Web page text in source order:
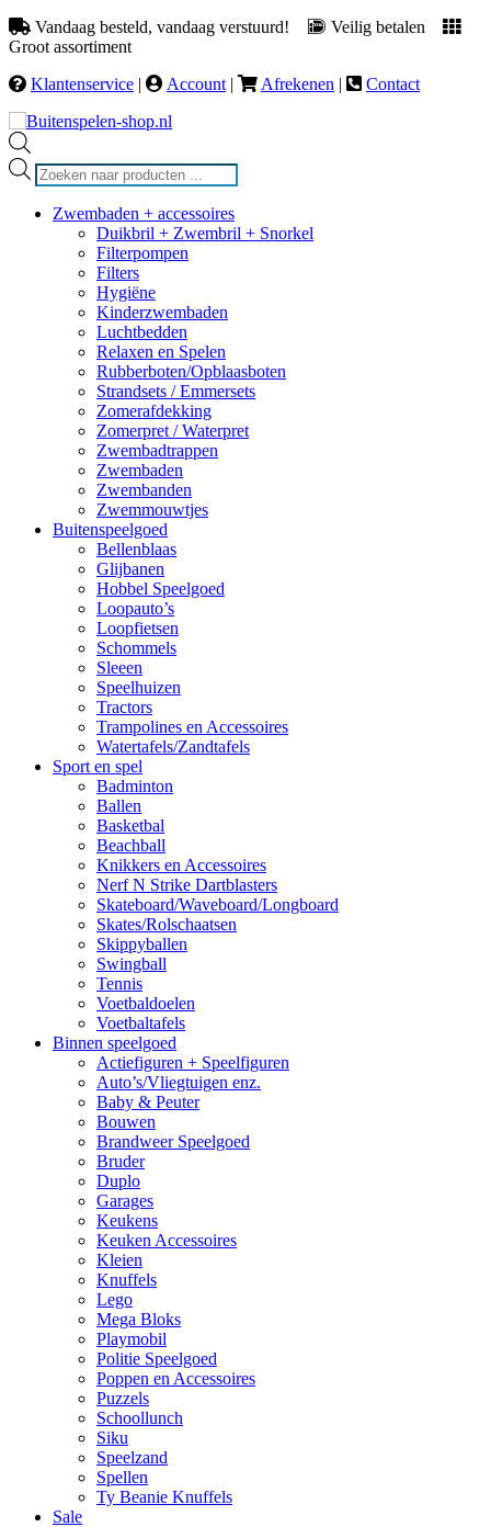
Vandaag besteld, vandaag verstuurd!
Veilig betalen
Groot assortiment
Klantenservice | Account | Afrekenen | Contact
Producten
zoeken
Zwembaden + accessoires
Duikbril + Zwembril + Snorkel
Filterpompen
Filters
Hygiëne
Kinderzwembaden
Luchtbedden
Relaxen en Spelen
Rubberboten/Opblaasboten
Strandsets / Emmersets
Zomerafdekking
Zomerpret / Waterpret
Zwembadtrappen
Zwembaden
Zwembanden
Zwemmouwtjes
Buitenspeelgoed
Bellenblaas
Glijbanen
Hobbel Speelgoed
Loopauto’s
Loopfietsen
Schommels
Sleeen
Speelhuizen
Tractors
Trampolines en Accessoires
Watertafels/Zandtafels
Sport en spel
Badminton
Ballen
Basketbal
Beachball
Knikkers en Accessoires
Nerf N Strike Dartblasters
Skateboard/Waveboard/Longboard
Skates/Rolschaatsen
Skippyballen
Swingball
Tennis
Voetbaldoelen
Voetbaltafels
Binnen speelgoed
Actiefiguren + Speelfiguren
Auto’s/Vliegtuigen enz.
Baby & Peuter
Bouwen
Brandweer Speelgoed
Bruder
Duplo
Garages
Keukens
Keuken Accessoires
Kleien
Knuffels
Lego
Mega Bloks
Playmobil
Politie Speelgoed
Poppen en Accessoires
Puzzels
Schoollunch
Siku
Speelzand
Spellen
Ty Beanie Knuffels
Sale